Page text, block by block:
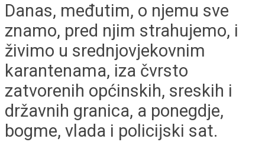
Danas, međutim, o njemu sve
znamo, pred njim strahujemo, i
živimo u srednjovjekovnim
karantenama, iza čvrsto
zatvorenih općinskih, sreskih i
državnih granica, a ponegdje,
bogme, vlada i policijski sat.